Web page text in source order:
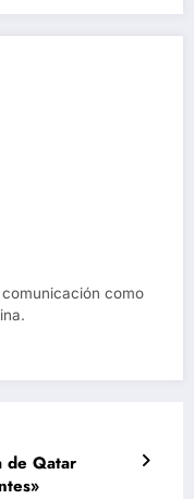
como
de Qatar